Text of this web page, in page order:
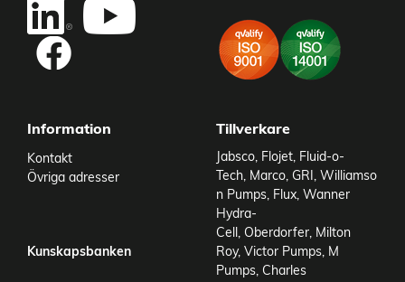
Add as new cart row
Information
Kontakt
Övriga adresser
Kunskapsbanken
Tillverkare
Jabsco, Flojet, Fluid-o-
Tech, Marco, GRI, Williamso
n Pumps, Flux, Wanner
Hydra-
Cell, Oberdorfer, Milton
Roy, Victor Pumps, M
Pumps, Charles